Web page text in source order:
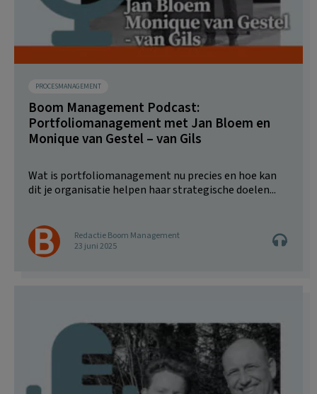
PROCESMANAGEMENT
Boom Management Podcast:
Portfoliomanagement met Jan Bloem en
Monique van Gestel – van Gils
Wat is portfoliomanagement nu precies en hoe kan
dit je organisatie helpen haar strategische doelen...
Redactie Boom Management
23 juni 2025